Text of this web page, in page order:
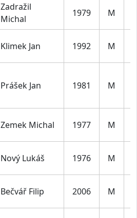
Zadražil
Michal
1979 M
Klimek Jan 1992 M
Prášek Jan 1981 M
Zemek Michal 1977 M
Nový Lukáš 1976 M
Bečvář Filip 2006 M